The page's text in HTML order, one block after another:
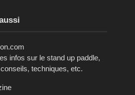
infos sur le stand up paddle,
techniques, etc.